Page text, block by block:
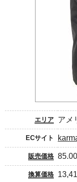
エリア アメ
ECサイト
販売価格 85.00
換算価格